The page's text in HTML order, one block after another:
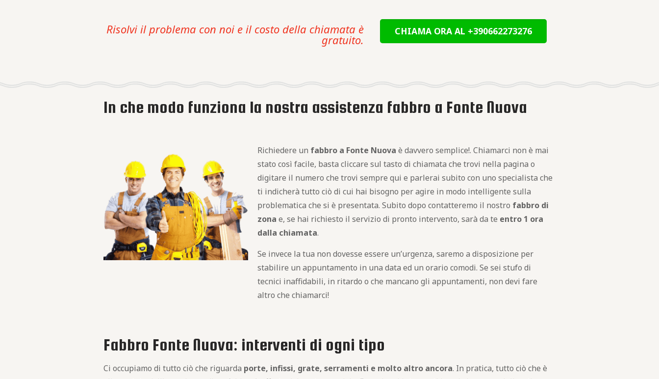
Risolvi il problema con noi e il costo della chiamata è
gratuito.
CHIAMA ORA AL +390662273276
In che modo funziona la nostra assistenza fabbro a Fonte Nuova
Richiedere un fabbro a Fonte Nuova è davvero semplice!. Chiamarci non è mai
stato così facile, basta cliccare sul tasto di chiamata che trovi nella pagina o
digitare il numero che trovi sempre qui e parlerai subito con uno specialista che
ti indicherà tutto ciò di cui hai bisogno per agire in modo intelligente sulla
problematica che si è presentata. Subito dopo contatteremo il nostro fabbro di
zona e, se hai richiesto il servizio di pronto intervento, sarà da te entro 1 ora
dalla chiamata.
Se invece la tua non dovesse essere un’urgenza, saremo a disposizione per
stabilire un appuntamento in una data ed un orario comodi. Se sei stufo di
tecnici inaffidabili, in ritardo o che mancano gli appuntamenti, non devi fare
altro che chiamarci!
Fabbro Fonte Nuova: interventi di ogni tipo
Ci occupiamo di tutto ciò che riguarda porte, infissi, grate, serramenti e molto altro ancora. In pratica, tutto ciò che è